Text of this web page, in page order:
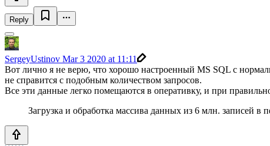
Reply
SergeyUstinov Mar 3 2020 at 11:11
Вот лично я не верю, что хорошо настроенный MS SQL с
не справится с подобным количеством запросов.
Все эти данные легко помещаются в оперативку, и при
Загрузка и обработка массива данных из 6 млн. записей